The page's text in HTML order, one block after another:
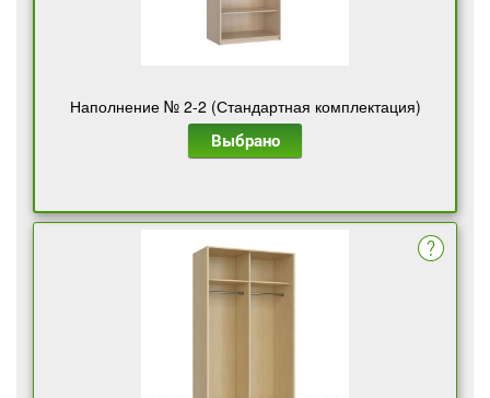
Наполнение № 2-2 (Стандартная комплектация)
Выбрано